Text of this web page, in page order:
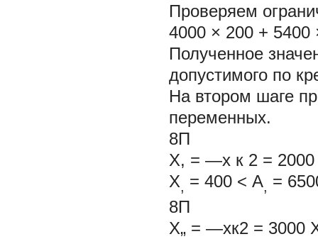
Проверяем
4000 × 200 + 5400
Полученное
допустимого по
На втором шаге
переменных.
8П
Х, = —х к 2 =
Х = 400 < А =
8П
Х„ = —хк2 = 3000